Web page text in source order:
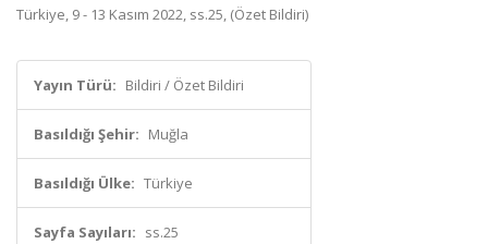
Türkiye, 9 - 13 Kasım 2022, ss.25, (Özet Bildiri)
Yayın Türü: Bildiri / Özet Bildiri
Basıldığı Şehir: Muğla
Basıldığı Ülke: Türkiye
Sayfa Sayıları: ss.25